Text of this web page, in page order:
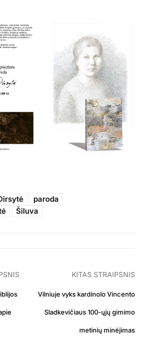
paroda
Šiluva
KITAS STRAIPSNIS
Vilniuje vyks kardinolo Vincento
Sladkevičiaus 100-ųjų gimimo
metinių minėjimas